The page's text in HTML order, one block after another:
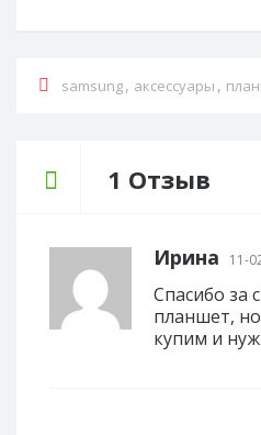
samsung, аксессуары ,
1 Отзыв
Ирина 11-
Спасибо за
планшет,
купим и